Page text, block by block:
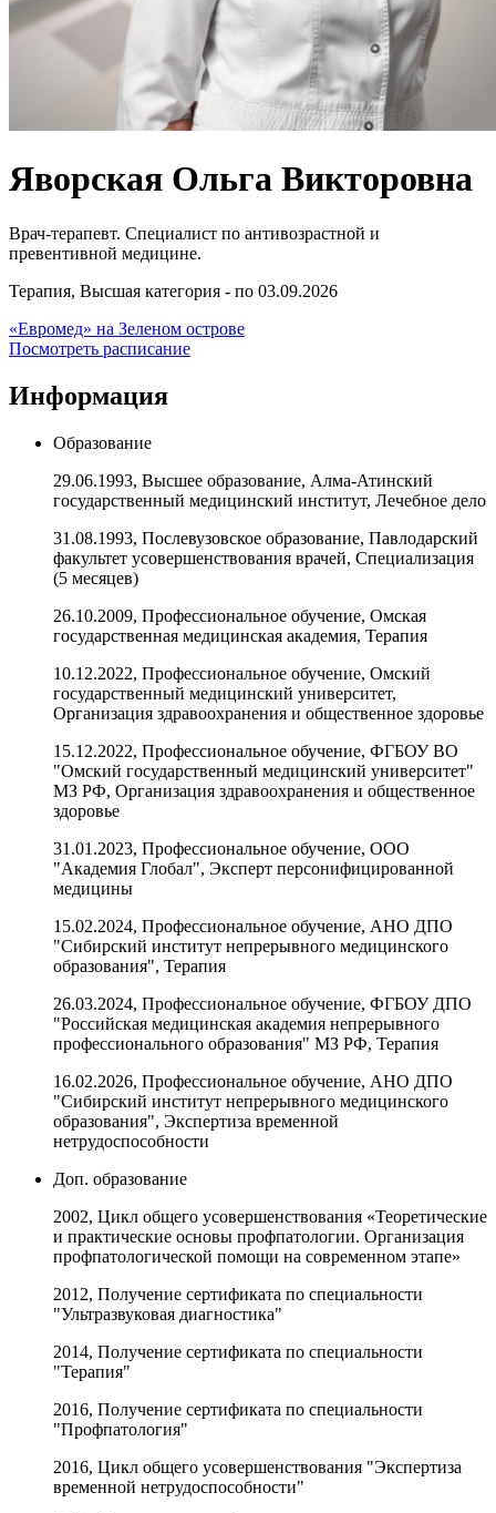
Яворская Ольга Викторовна
Врач-терапевт. Специалист по антивозрастной и
превентивной медицине.
Терапия, Высшая категория - по 03.09.2026
«Евромед» на Зеленом острове
Посмотреть расписание
Информация
Образование
29.06.1993, Высшее образование, Алма-Атинский
государственный медицинский институт, Лечебное дело
31.08.1993, Послевузовское образование, Павлодарский
факультет усовершенствования врачей, Специализация
(5 месяцев)
26.10.2009, Профессиональное обучение, Омская
государственная медицинская академия, Терапия
10.12.2022, Профессиональное обучение, Омский
государственный медицинский университет,
Организация здравоохранения и общественное здоровье
15.12.2022, Профессиональное обучение, ФГБОУ ВО
"Омский государственный медицинский университет"
МЗ РФ, Организация здравоохранения и общественное
здоровье
31.01.2023, Профессиональное обучение, ООО
"Академия Глобал", Эксперт персонифицированной
медицины
15.02.2024, Профессиональное обучение, АНО ДПО
"Сибирский институт непрерывного медицинского
образования", Терапия
26.03.2024, Профессиональное обучение, ФГБОУ ДПО
"Российская медицинская академия непрерывного
профессионального образования" МЗ РФ, Терапия
16.02.2026, Профессиональное обучение, АНО ДПО
"Сибирский институт непрерывного медицинского
образования", Экспертиза временной
нетрудоспособности
Доп. образование
2002, Цикл общего усовершенствования «Теоретические
и практические основы профпатологии. Организация
профпатологической помощи на современном этапе»
2012, Получение сертификата по специальности
"Ультразвуковая диагностика"
2014, Получение сертификата по специальности
"Терапия"
2016, Получение сертификата по специальности
"Профпатология"
2016, Цикл общего усовершенствования "Экспертиза
временной нетрудоспособности"